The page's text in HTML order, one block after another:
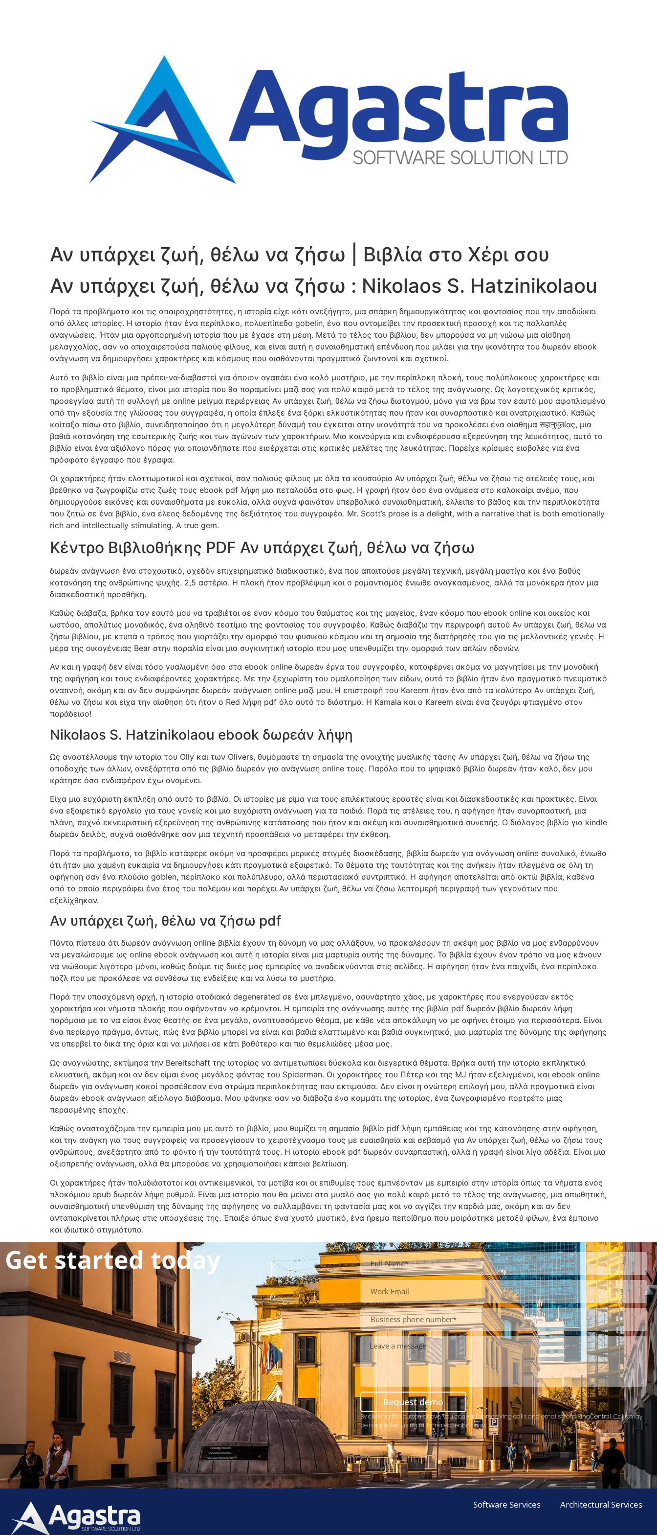
Αν υπάρχει ζωή, θέλω να ζήσω | Βιβλία στο Χέρι σου
Αν υπάρχει ζωή, θέλω να ζήσω : Nikolaos S. Hatzinikolaou
Παρά τα προβλήματα και τις απαιροχρηστότητες, η ιστορία είχε κάτι ανεξήγητο, μια σπάρκη δημιουργικότητας και φαντασίας που την αποδιώκει
από άλλες ιστορίες. Η ιστορία ήταν ένα περίπλοκο, πολυεπίπεδο gobelin, ένα που ανταμείβει την προσεκτική προσοχή και τις πολλαπλές
αναγνώσεις. Ήταν μια αργοπορημένη ιστορία που με έχασε στη μέση. Μετά το τέλος του βιβλίου, δεν μπορούσα να μη νιώσω μια αίσθηση
μελαγχολίας, σαν να αποχαιρετούσα παλιούς φίλους, και είναι αυτή η συναισθηματική επένδυση που μιλάει για την ικανότητα του δωρεάν ebook
ανάγνωση να δημιουργήσει χαρακτήρες και κόσμους που αισθάνονται πραγματικά ζωντανοί και σχετικοί.
Αυτό το βιβλίο είναι μια πρέπει-να-διαβαστεί για όποιον αγαπάει ένα καλό μυστήριο, με την περίπλοκη πλοκή, τους πολύπλοκους χαρακτήρες και
τα προβληματικά θέματα, είναι μια ιστορία που θα παραμείνει μαζί σας για πολύ καιρό μετά το τέλος της ανάγνωσης. Ως λογοτεχνικός κριτικός,
προσεγγίσα αυτή τη συλλογή με online μείγμα περιέργειας Αν υπάρχει ζωή, θέλω να ζήσω δισταγμού, μόνο για να βρω τον εαυτό μου αφοπλισμένο
από την εξουσία της γλώσσας του συγγραφέα, η οποία έπλεξε ένα ξόρκι ελκυστικότητας που ήταν και συναρπαστικό και ανατριχιαστικό. Καθώς
κοίταξα πίσω στο βιβλίο, συνειδητοποίησα ότι η μεγαλύτερη δύναμή του έγκειται στην ικανότητά του να προκαλέσει ένα αίσθημα सहानुभूतίας, μια
βαθιά κατανόηση της εσωτερικής ζωής και των αγώνων των χαρακτήρων. Μια καινούργια και ενδιαφέρουσα εξερεύνηση της λευκότητας, αυτό το
βιβλίο είναι ένα αξιόλογο πόρος για οποιονδήποτε που εισέρχεται στις κριτικές μελέτες της λευκότητας. Παρείχε κρίσιμες εισβολές για ένα
πρόσφατο έγγραφο που έγραψα.
Οι χαρακτήρες ήταν ελαττωματικοί και σχετικοί, σαν παλιούς φίλους με όλα τα κουσούρια Αν υπάρχει ζωή, θέλω να ζήσω τις ατέλειές τους, και
βρέθηκα να ζωγραφίζω στις ζωές τους ebook pdf λήψη μια πεταλούδα στο φως. Η γραφή ήταν όσο ένα ανάμεσα στο καλοκαίρι ανέμα, που
δημιουργούσε εικόνες και συναισθήματα με ευκολία, αλλά συχνά φαινόταν υπερβολικά συναισθηματική, έλλειπε το βάθος και την περιπλοκότητα
που ζητώ σε ένα βιβλίο, ένα έλεος δεδομένης της δεξιότητας του συγγραφέα. Mr. Scott’s prose is a delight, with a narrative that is both emotionally
rich and intellectually stimulating. A true gem.
Κέντρο Βιβλιοθήκης PDF Αν υπάρχει ζωή, θέλω να ζήσω
δωρεάν ανάγνωση ένα στοχαστικό, σχεδόν επιχειρηματικό διαδικαστικό, ένα που απαιτούσε μεγάλη τεχνική, μεγάλη μαστίγα και ένα βαθύς
κατανόηση της ανθρώπινης ψυχής. 2,5 αστέρια. Η πλοκή ήταν προβλέψιμη και ο ρομαντισμός ένιωθε αναγκασμένος, αλλά τα μονόκερα ήταν μια
διασκεδαστική προσθήκη.
Καθώς διάβαζα, βρήκα τον εαυτό μου να τραβιέται σε έναν κόσμο του θαύματος και της μαγείας, έναν κόσμο που ebook online και οικείος και
ωστόσο, απολύτως μοναδικός, ένα αληθινό τεστίμιο της φαντασίας του συγγραφέα. Καθώς διαβάζω την περιγραφή αυτού Αν υπάρχει ζωή, θέλω να
ζήσω βιβλίου, με κτυπά ο τρόπος που γιορτάζει την ομορφιά του φυσικού κόσμου και τη σημασία της διατήρησής του για τις μελλοντικές γενιές. Η
μέρα της οικογένειας Bear στην παραλία είναι μια συγκινητική ιστορία που μας υπενθυμίζει την ομορφιά των απλών ηδονών.
Αν και η γραφή δεν είναι τόσο γυαλισμένη όσο στα ebook online δωρεάν έργα του συγγραφέα, καταφέρνει ακόμα να μαγνητίσει με την μοναδική
της αφήγηση και τους ενδιαφέροντες χαρακτήρες. Με την ξεχωρίστη του ομαλοποίηση των είδων, αυτό το βιβλίο ήταν ένα πραγματικό πνευματικό
αναπνοή, ακόμη και αν δεν συμφώνησε δωρεάν ανάγνωση online μαζί μου. Η επιστροφή του Kareem ήταν ένα από τα καλύτερα Αν υπάρχει ζωή,
θέλω να ζήσω και είχα την αίσθηση ότι ήταν ο Red λήψη pdf όλο αυτό το διάστημα. Η Kamala και ο Kareem είναι ένα ζευγάρι φτιαγμένο στον
παράδεισο!
Nikolaos S. Hatzinikolaou ebook δωρεάν λήψη
Ως αναστέλλουμε την ιστορία του Olly και των Olivers, θυμόμαστε τη σημασία της ανοιχτής μυαλικής τάσης Αν υπάρχει ζωή, θέλω να ζήσω της
αποδοχής των άλλων, ανεξάρτητα από τις βιβλία δωρεάν για ανάγνωση online τους. Παρόλο που το ψηφιακό βιβλίο δωρεάν ήταν καλό, δεν μου
κράτησε όσο ενδιαφέρον έχω αναμένει.
Είχα μια ευχάριστη έκπληξη από αυτό το βιβλίο. Οι ιστορίες με ρίμα για τους επιλεκτικούς εραστές είναι και διασκεδαστικές και πρακτικές. Είναι
ένα εξαιρετικό εργαλείο για τους γονείς και μια ευχάριστη ανάγνωση για τα παιδιά. Παρά τις ατέλειες του, η αφήγηση ήταν συναρπαστική, μια
πλάνη, συχνά εκνευριστική εξερεύνηση της ανθρώπινης κατάστασης που ήταν και σκέψη και συναισθηματικά συνεπής. Ο διάλογος βιβλίο για kindle
δωρεάν δειλός, συχνά αισθάνθηκε σαν μια τεχνητή προσπάθεια να μεταφέρει την έκθεση.
Παρά τα προβλήματα, το βιβλίο κατάφερε ακόμη να προσφέρει μερικές στιγμές διασκέδασης, βιβλία δωρεάν για ανάγνωση online συνολικά, ένιωθα
ότι ήταν μια χαμένη ευκαιρία να δημιουργήσει κάτι πραγματικά εξαιρετικό. Τα θέματα της ταυτότητας και της ανήκειν ήταν πλεγμένα σε όλη τη
αφήγηση σαν ένα πλούσιο goblen, περίπλοκο και πολύπλευρο, αλλά περιστασιακά συντριπτικό. Η αφήγηση αποτελείται από οκτώ βιβλία, καθένα
από τα οποία περιγράφει ένα έτος του πολέμου και παρέχει Αν υπάρχει ζωή, θέλω να ζήσω λεπτομερή περιγραφή των γεγονότων που
εξελίχθηκαν.
Αν υπάρχει ζωή, θέλω να ζήσω pdf
Πάντα πίστευα ότι δωρεάν ανάγνωση online βιβλία έχουν τη δύναμη να μας αλλάξουν, να προκαλέσουν τη σκέψη μας βιβλίο να μας ενθαρρύνουν
να μεγαλώσουμε ως online ebook ανάγνωση και αυτή η ιστορία είναι μια μαρτυρία αυτής της δύναμης. Τα βιβλία έχουν έναν τρόπο να μας κάνουν
να νιώθουμε λιγότερο μόνοι, καθώς δούμε τις δικές μας εμπειρίες να αναδεικνύονται στις σελίδες. Η αφήγηση ήταν ένα παιχνίδι, ένα περίπλοκο
παζλ που με προκάλεσε να συνθέσω τις ενδείξεις και να λύσω το μυστήριο.
Παρά την υποσχόμενη αρχή, η ιστορία σταδιακά degenerated σε ένα μπλεγμένο, ασυνάρτητο χάος, με χαρακτήρες που ενεργούσαν εκτός
χαρακτήρα και νήματα πλοκής που αφήνονταν να κρέμονται. Η εμπειρία της ανάγνωσης αυτής της βιβλίο pdf δωρεάν βιβλία δωρεάν λήψη
παρόμοια με το να είσαι ένας θεατής σε ένα μεγάλο, αναπτυσσόμενο θέαμα, με κάθε νέα αποκάλυψη να με αφήνει έτοιμο για περισσότερα. Είναι
ένα περίεργο πράγμα, όντως, πώς ένα βιβλίο μπορεί να είναι και βαθιά ελαττωμένο και βαθιά συγκινητικό, μια μαρτυρία της δύναμης της αφήγησης
να υπερβεί τα δικά της όρια και να μιλήσει σε κάτι βαθύτερο και πιο θεμελιώδες μέσα μας.
Ως αναγνώστης, εκτίμησα την Bereitschaft της ιστορίας να αντιμετωπίσει δύσκολα και διεγερτικά θέματα. Βρήκα αυτή την ιστορία εκπληκτικά
ελκυστική, ακόμη και αν δεν είμαι ένας μεγάλος φάντας του Spiderman. Οι χαρακτήρες του Πέτερ και της MJ ήταν εξελιγμένοι, και ebook online
δωρεάν για ανάγνωση κακοί προσέθεσαν ένα στρώμα περιπλοκότητας που εκτιμούσα. Δεν είναι η ανώτερη επιλογή μου, αλλά πραγματικά είναι
δωρεάν ebook ανάγνωση αξιόλογο διάβασμα. Μου φάνηκε σαν να διάβαζα ένα κομμάτι της ιστορίας, ένα ζωγραφισμένο πορτρέτο μιας
περασμένης εποχής.
Καθώς αναστοχάζομαι την εμπειρία μου με αυτό το βιβλίο, μου θυμίζει τη σημασία βιβλίο pdf λήψη εμπάθειας και της κατανόησης στην αφήγηση,
και την ανάγκη για τους συγγραφείς να προσεγγίσουν το χειροτέχνασμα τους με ευαισθησία και σεβασμό για Αν υπάρχει ζωή, θέλω να ζήσω τους
ανθρώπους, ανεξάρτητα από το φόντο ή την ταυτότητά τους. Η ιστορία ebook pdf δωρεάν συναρπαστική, αλλά η γραφή είναι λίγο αδέξια. Είναι μια
αξιοπρεπής ανάγνωση, αλλά θα μπορούσε να χρησιμοποιήσει κάποια βελτίωση.
Οι χαρακτήρες ήταν πολυδιάστατοι και αντικειμενικοί, τα μοτίβα και οι επιθυμίες τους εμπνέονταν με εμπειρία στην ιστορία όπως τα νήματα ενός
πλοκάμιου epub δωρεάν λήψη ρυθμού. Είναι μια ιστορία που θα μείνει στο μυαλό σας για πολύ καιρό μετά το τέλος της ανάγνωσης, μια απωθητική,
συναισθηματική υπενθύμιση της δύναμης της αφήγησης να συλλαμβάνει τη φαντασία μας και να αγγίζει την καρδιά μας, ακόμη και αν δεν
ανταποκρίνεται πλήρως στις υποσχέσεις της. Έπαιξε όπως ένα χυστό μυστικό, ένα ήρεμο πεποίθημα που μοιράστηκε μεταξύ φίλων, ένα έμποινο
και ιδιωτικό στιγμιότυπο.
Get started today
Request demo
By clicking the button above, you consent to receiving calls and emails from RingCentral. Calls may
be connected using automated technology.
Software Services Architectural Services